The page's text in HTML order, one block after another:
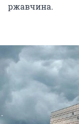
ржавчина.